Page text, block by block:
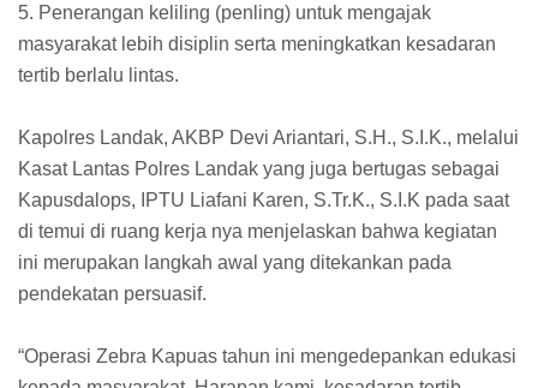
5. Penerangan keliling (penling) untuk mengajak
masyarakat lebih disiplin serta meningkatkan kesadaran
tertib berlalu lintas.
Kapolres Landak, AKBP Devi Ariantari, S.H., S.I.K., melalui
Kasat Lantas Polres Landak yang juga bertugas sebagai
Kapusdalops, IPTU Liafani Karen, S.Tr.K., S.I.K pada saat
di temui di ruang kerja nya menjelaskan bahwa kegiatan
ini merupakan langkah awal yang ditekankan pada
pendekatan persuasif.
“Operasi Zebra Kapuas tahun ini mengedepankan edukasi